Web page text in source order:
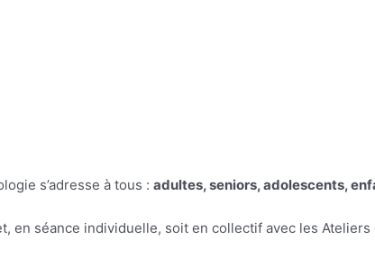
s’adresse à tous : adultes, seniors, adolescents,
en séance individuelle, soit en collectif avec les Ateliers